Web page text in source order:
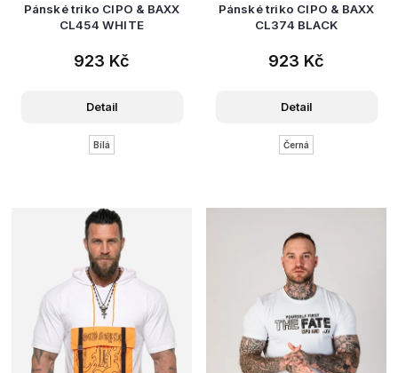
Pánské triko CIPO & BAXX
CL454 WHITE
923 Kč
Detail
Bílá
Pánské triko CIPO & BAXX
CL374 BLACK
923 Kč
Detail
Černá